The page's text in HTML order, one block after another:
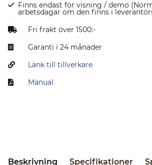
Finns endast för visning / demo
arbetsdagar om den finns i
Fri frakt över 1500:-
Garanti i 24 månader
Länk till tillverkare
Manual
Beskrivning Specifikationer